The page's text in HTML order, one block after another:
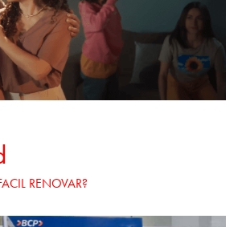
RENOVAR?